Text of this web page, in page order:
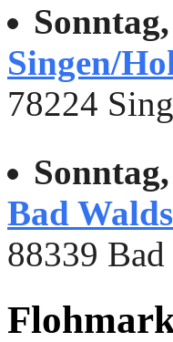
Singen/
78224
Bad
88339 Bad